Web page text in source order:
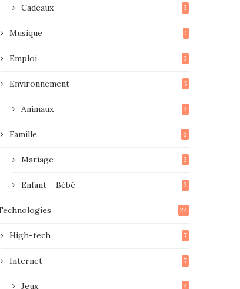
Cadeaux 3
Musique 1
Emploi 3
Environnement 5
Animaux 3
Famille 6
Mariage 3
Enfant – Bébé 3
24
High-tech 7
Internet 7
Jeux 4